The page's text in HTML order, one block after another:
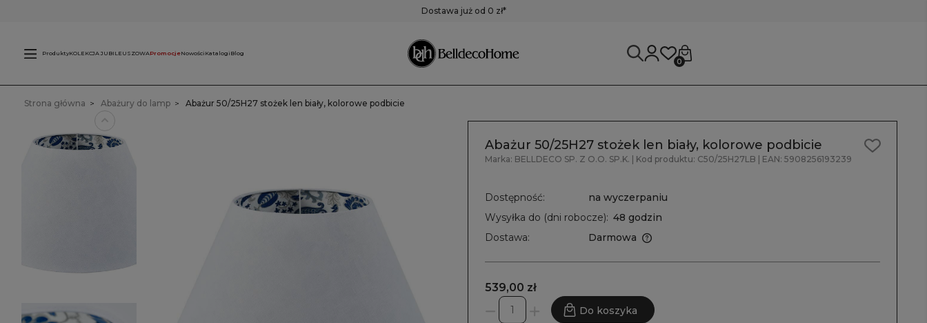
Dostawa już od 0 zł*
ProduktyKOLEKCJA JUBILEUSZOWA PromocjeNowości Katalogi Blog
0
pudełka, koszyki
Strona główna Abażury do lamp Abażur 50/25H27 stożek len biały, kolorowe podbicie
Abażur 50/25H27 stożek len biały, kolorowe podbicie
Marka: BELLDECO SP. Z O.O. SP.K. | Kod produktu: C50/25H27LB | EAN: 5908256193239
Dostępność:
na wyczerpaniu
Wysyłka do (dni robocze): 48 godzin
Dostawa:
Darmowa
539,00 zł
Do koszyka